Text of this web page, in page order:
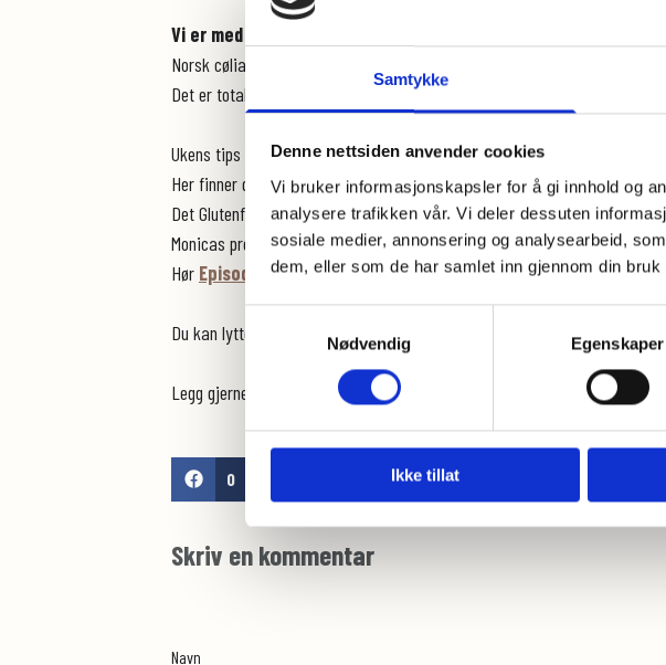
Samtykke
Denne nettsiden anvender cookies
Vi bruker informasjonskapsler for å gi innhold og
analysere trafikken vår. Vi deler dessuten
sosiale medier, annonsering og analysearbeid,
dem, eller som de har samlet inn gjennom din
Nødvendig
Egenskaper
Ikke tillat
Vi er med i Podkast!
Norsk cøliakiforening har laget en
som heter
Det er totalt 10 episoder og du kan høre de på spotify eller på Apple.
Ukens tips vies til @coliakiforeningen og lanseringen av podkasten
Her finner du 10 ulike episoder med et variert og spennende tema
Det Glutenfrie Verksted er gjest i episode 4 sammen med professor
Monicas produktene og jeg forteller litt fra min egen reise og hvordan Det
Hør Episode 4: Er glutenfrie produkter bedre enn sitt rykte?
Du kan lytte til alle episodene på nettsiden til ncf.no/podkast, Spotify eller
Legg gjerne igjen en kommentar når du har lyttet, og spre nyheten til
0
Skriv en kommentar
Navn